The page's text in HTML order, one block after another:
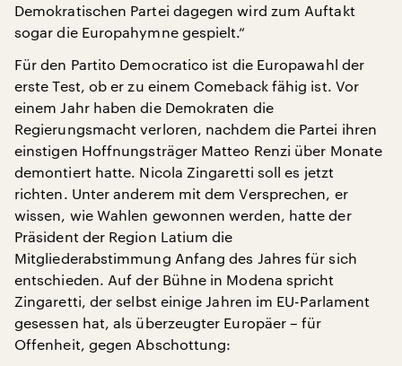
Demokratischen Partei dagegen wird zum Auftakt
sogar die Europahymne gespielt.“
Für den Partito Democratico ist die Europawahl der
erste Test, ob er zu einem Comeback fähig ist. Vor
einem Jahr haben die Demokraten die
Regierungsmacht verloren, nachdem die Partei ihren
einstigen Hoffnungsträger Matteo Renzi über Monate
demontiert hatte. Nicola Zingaretti soll es jetzt
richten. Unter anderem mit dem Versprechen, er
wissen, wie Wahlen gewonnen werden, hatte der
Präsident der Region Latium die
Mitgliederabstimmung Anfang des Jahres für sich
entschieden. Auf der Bühne in Modena spricht
Zingaretti, der selbst einige Jahren im EU-Parlament
gesessen hat, als überzeugter Europäer – für
Offenheit, gegen Abschottung: